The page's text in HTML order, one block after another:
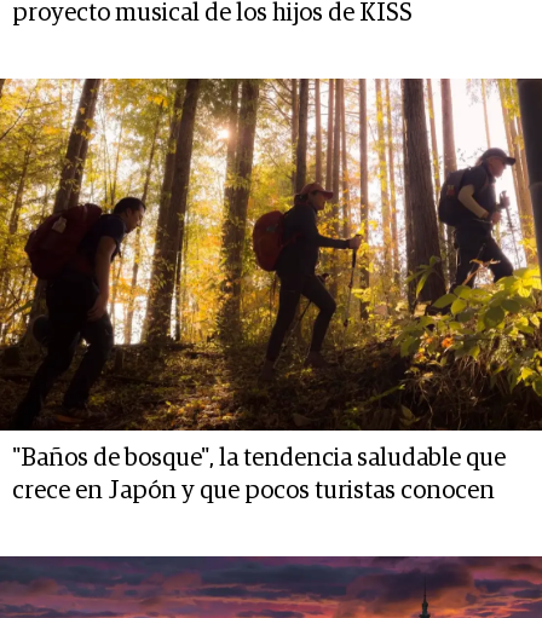
proyecto musical de los hijos de KISS
"Baños de bosque", la tendencia saludable que
crece en Japón y que pocos turistas conocen